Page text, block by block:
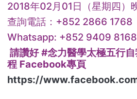
2018年02月01日（星期四）
查詢電話：+852 2866 1768
Whatsapp: +852 9409 8168
請讚好 #念力醫學太極五行
程 Facebook專頁
https://